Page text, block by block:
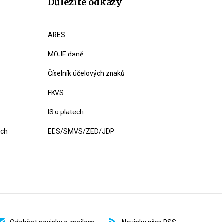
ARES
MOJE daně
Číselník účelových znaků
FKVS
IS o platech
EDS/SMVS/ZED/JDP